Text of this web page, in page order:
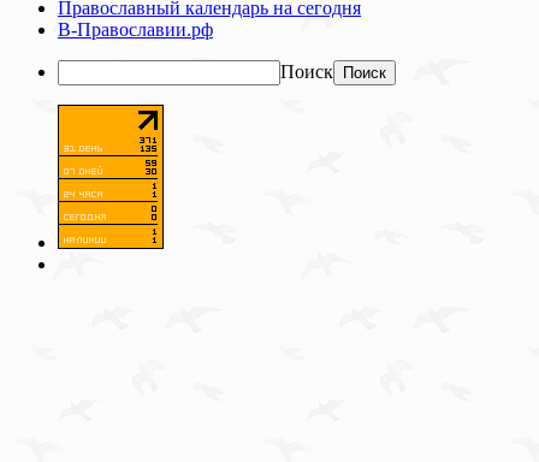
Православный календарь на сегодня
В-Православии.рф
Поиск